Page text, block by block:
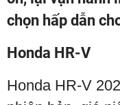
chọn hấp dẫn
Honda HR-V
Honda HR-V